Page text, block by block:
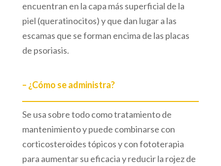
encuentran en la capa más superficial de la
piel (queratinocitos) y que dan lugar a las
escamas que se forman encima de las placas
de psoriasis.
– ¿Cómo se administra?
Se usa sobre todo como tratamiento de
mantenimiento y puede combinarse con
corticosteroides tópicos y con fototerapia
para aumentar su eficacia y reducir la rojez de